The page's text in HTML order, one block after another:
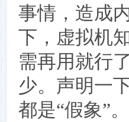
事情，造成
下，虚拟机
需再用就行
少。声明一
都是“假象”。